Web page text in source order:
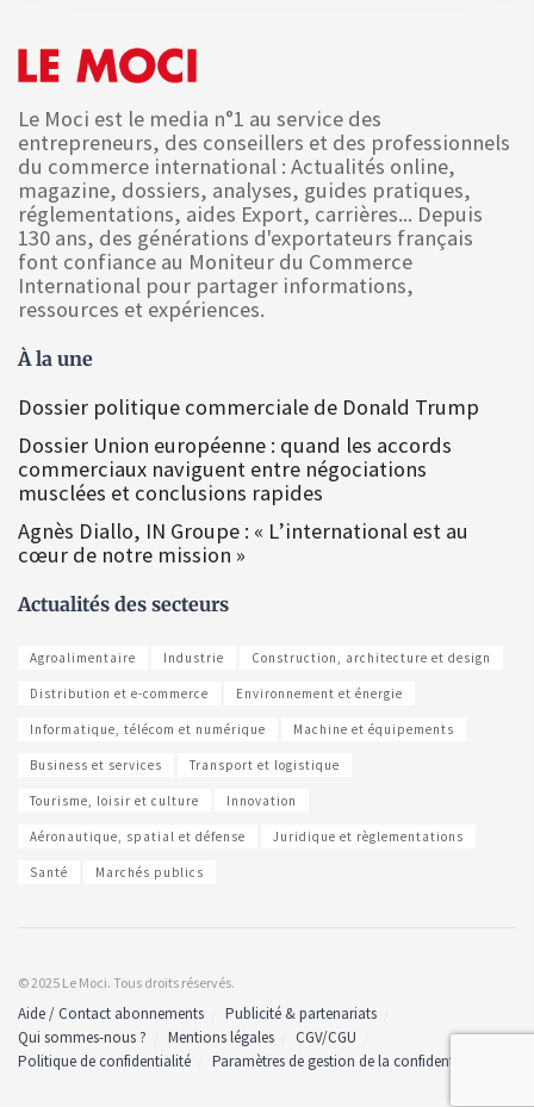
Le Moci est le media n°1 au service des
entrepreneurs, des conseillers et des professionnels
du commerce international : Actualités online,
magazine, dossiers, analyses, guides pratiques,
réglementations, aides Export, carrières... Depuis
130 ans, des générations d'exportateurs français
font confiance au Moniteur du Commerce
International pour partager informations,
ressources et expériences.
À la une
Dossier politique commerciale de Donald Trump
Dossier Union européenne : quand les accords
commerciaux naviguent entre négociations
musclées et conclusions rapides
Agnès Diallo, IN Groupe : « L’international est au
cœur de notre mission »
Actualités des secteurs
Agroalimentaire Industrie Construction, architecture et design
Distribution et e-commerce Environnement et énergie
Informatique, télécom et numérique Machine et équipements
Business et services Transport et logistique
Tourisme, loisir et culture Innovation
Aéronautique, spatial et défense Juridique et règlementations
Santé Marchés publics
© 2025 Le Moci. Tous droits réservés.
Aide / Contact abonnements
Publicité & partenariats
Qui sommes-nous ?
Mentions légales
CGV/CGU
Politique de confidentialité
Paramètres de gestion de la confidentialité